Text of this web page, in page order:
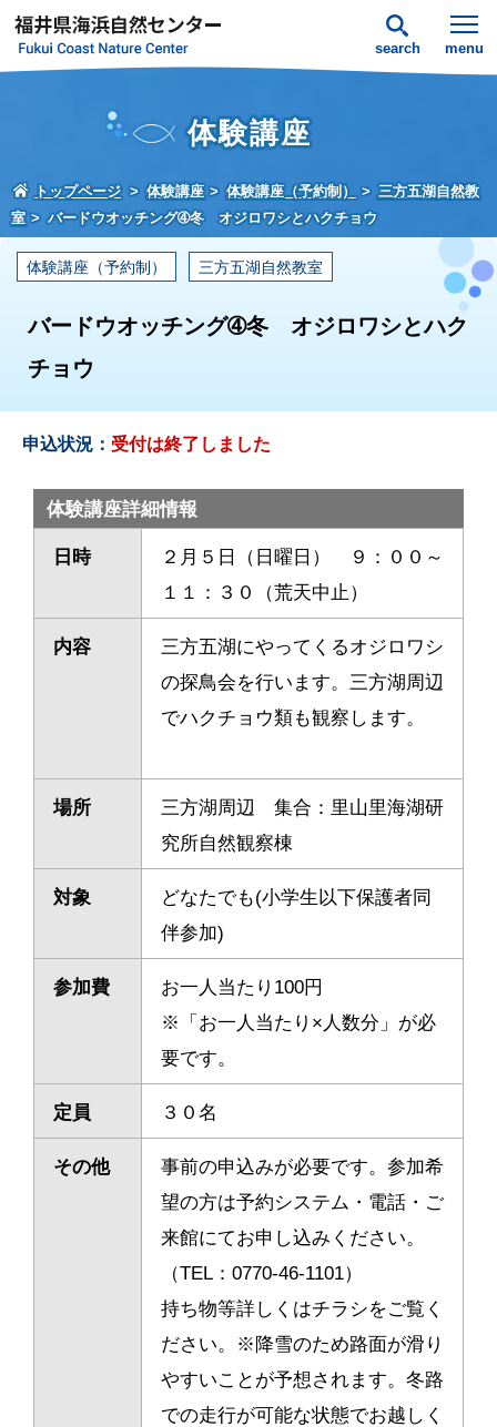
search menu
体験講座
トップページ 体験講座 体験講座（予約制）
三方五湖自然教
室
バードウオッチング➃冬 オジロワシとハクチョウ
体験講座（予約制） 三方五湖自然教室
バードウオッチング➃冬 オジロワシとハク
チョウ
申込状況： 受付は終了しました
体験講座詳細情報
日時
２月５日（日曜日） ９：００～
１１：３０（荒天中止）
内容
三方五湖にやってくるオジロワシ
の探鳥会を行います。三方湖周辺
でハクチョウ類も観察します。
場所
三方湖周辺 集合：里山里海湖研
究所自然観察棟
対象
どなたでも(小学生以下保護者同
伴参加)
参加費
お一人当たり100円
※「お一人当たり×人数分」が必
要です。
定員 ３０名
その他 事前の申込みが必要です。 参加希
望の方は予約システム・電話・ご
来館にてお申し込みください。
（TEL：0770-46-1101）
持ち物等詳しくはチラシをご覧く
ださい。
※降雪のため路面が滑り
やすいことが予想されます。冬路
での走行が可能な状態でお越しく